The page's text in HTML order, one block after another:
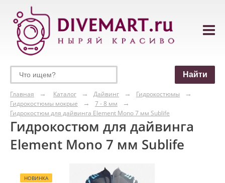
Главная Каталог Дайвинг
Гидрокостюмы
Гидрокостюмы мокрые
7 - 8 мм
Гидрокостюм для дайвинга Element Mono 7 мм Sublife
Гидрокостюм для дайвинга
Element Mono 7 мм Sublife
НОВИНКА